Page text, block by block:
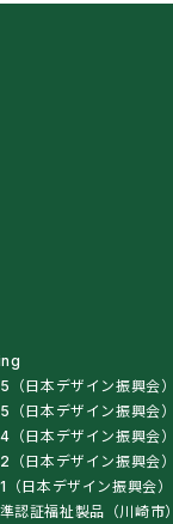
日本デザイン振興会）
日本デザイン振興会）
日本デザイン振興会）
日本デザイン振興会）
日本デザイン振興会）
認証福祉製品（川崎市）